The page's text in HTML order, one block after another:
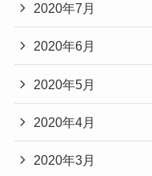
2020年7月
2020年6月
2020年5月
2020年4月
2020年3月